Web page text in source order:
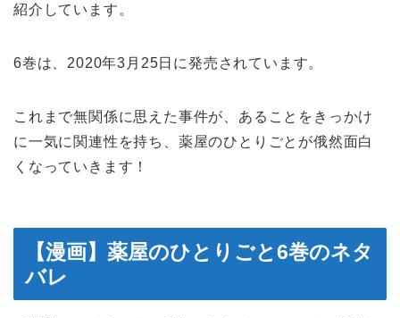
紹介しています。
6巻は、2020年3月25日に発売されています。
これまで無関係に思えた事件が、あることをきっかけ
に一気に関連性を持ち、薬屋のひとりごとが俄然面白
くなっていきます！
【漫画】薬屋のひとりごと6巻のネタ
バレ